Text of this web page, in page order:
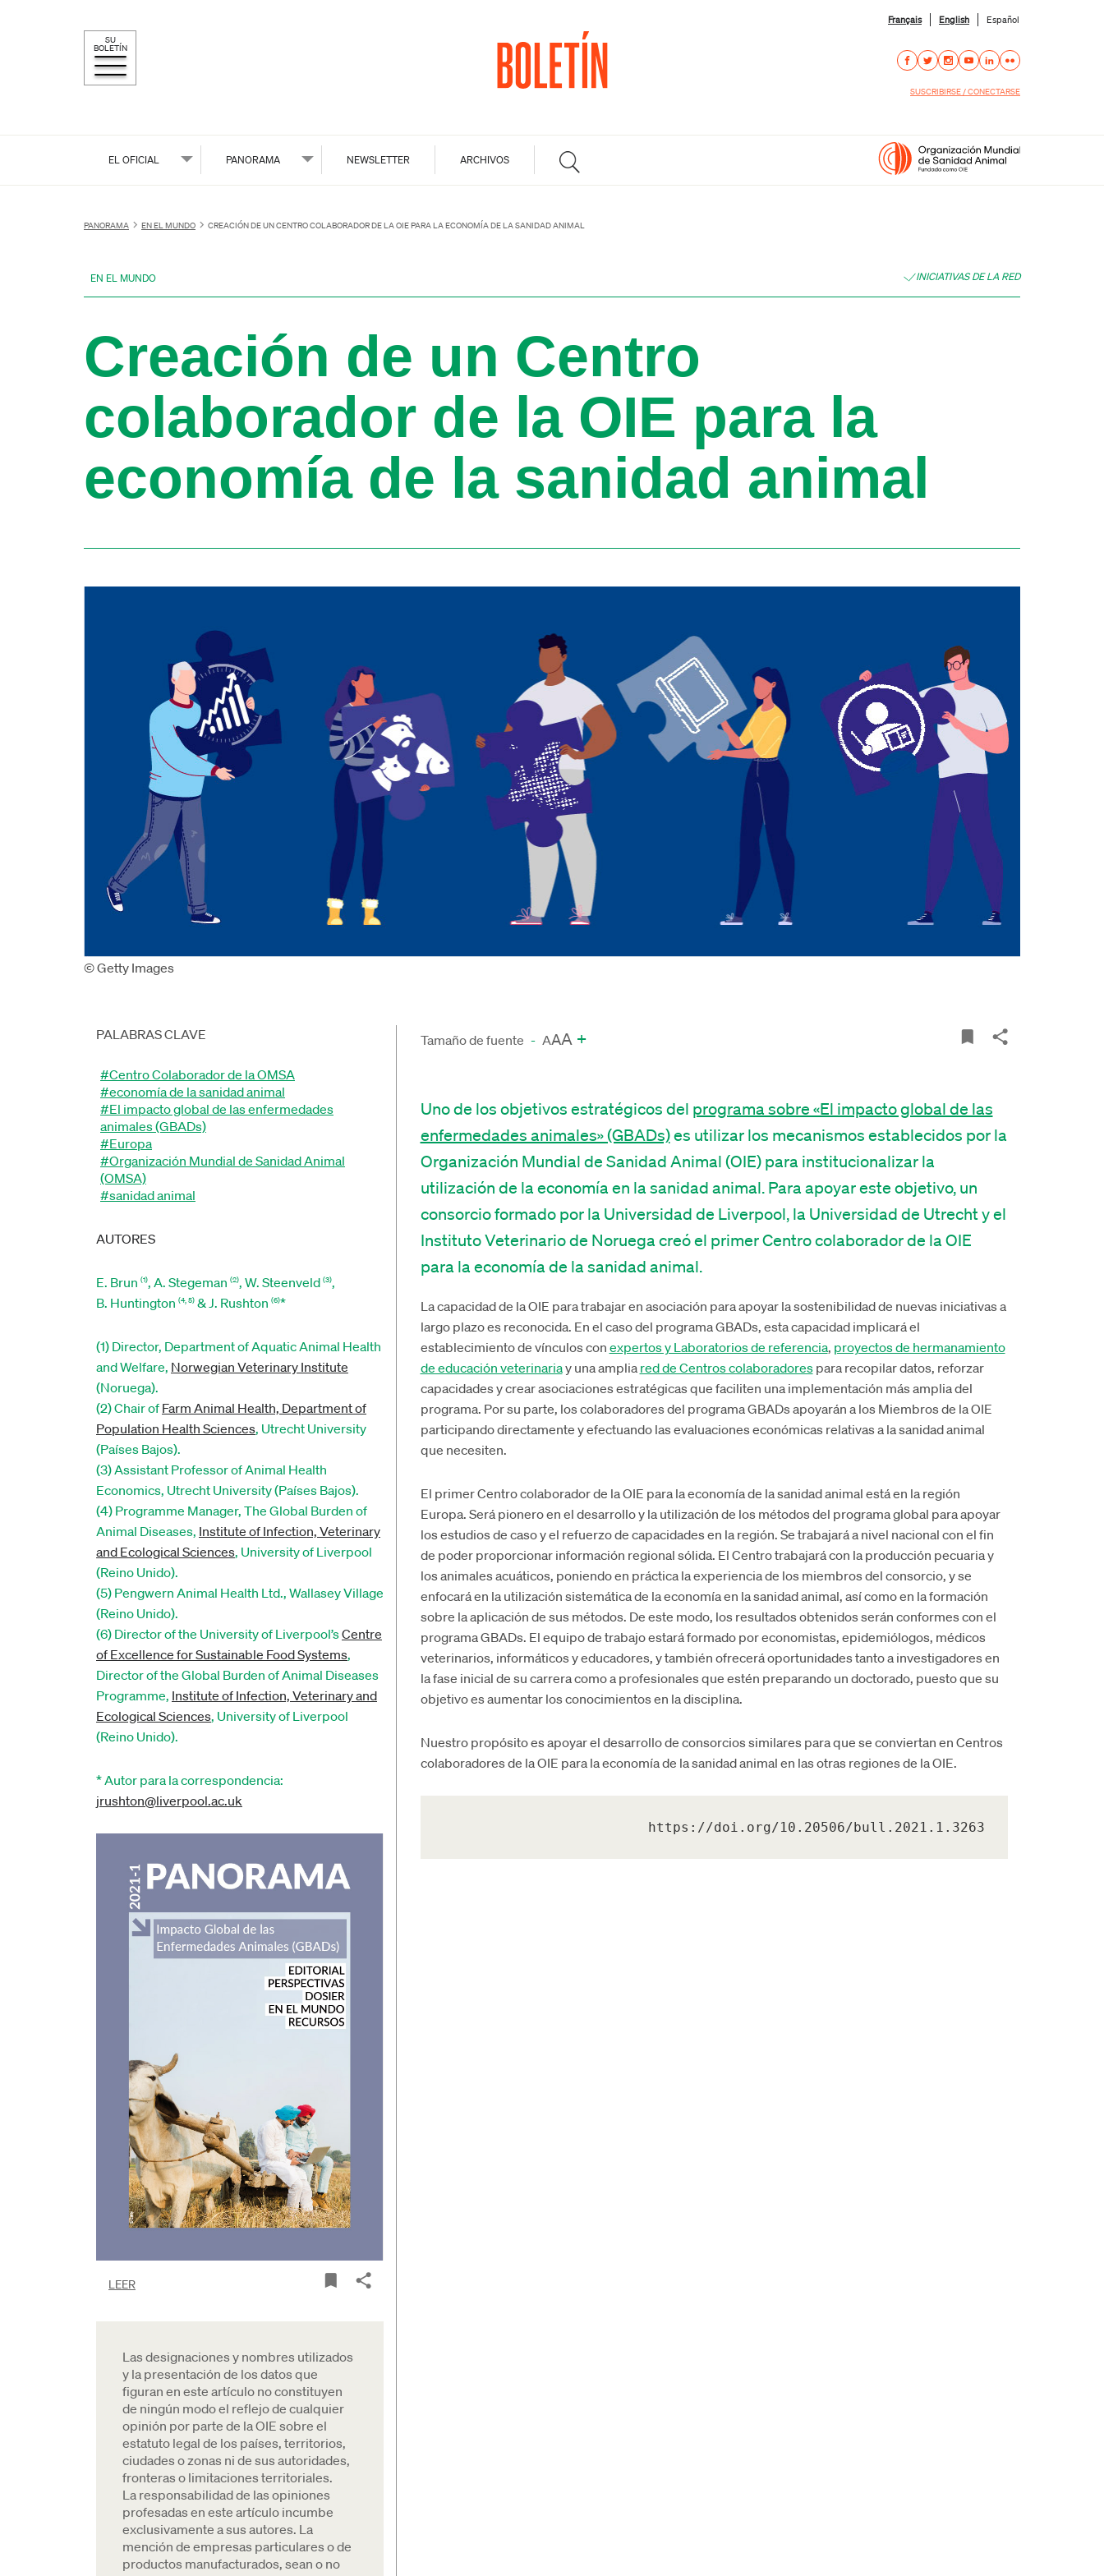
SU
BOLETÍN
Français English Español
SUSCRIBIRSE / CONECTARSE
EL OFICIAL PANORAMA NEWSLETTER ARCHIVOS
PANORAMA EN EL MUNDO CREACIÓN DE UN CENTRO COLABORADOR DE LA OIE PARA LA ECONOMÍA DE LA SANIDAD ANIMAL
EN EL MUNDO INICIATIVAS DE LA RED
Creación de un Centro
colaborador de la OIE para la
economía de la sanidad animal
© Getty Images
PALABRAS CLAVE
#Centro Colaborador de la OMSA
#economía de la sanidad animal
#El impacto global de las enfermedades
animales (GBADs)
#Europa
#Organización Mundial de Sanidad Animal
(OMSA)
#sanidad animal
AUTORES
E. Brun (1), A. Stegeman (2), W. Steenveld (3),
B. Huntington (4, 5) & J. Rushton (6)*
(1) Director, Department of Aquatic Animal Health
and Welfare, Norwegian Veterinary Institute
(Noruega).
(2) Chair ofFarm Animal Health, Department of
Population Health Sciences, Utrecht University
(Países Bajos).
(3) Assistant Professor of Animal Health
Economics, Utrecht University (Países Bajos).
(4) Programme Manager, The Global Burden of
Animal Diseases, Institute of Infection, Veterinary
and Ecological Sciences, University of Liverpool
(Reino Unido).
(5) Pengwern Animal Health Ltd., Wallasey Village
(Reino Unido).
(6) Director of the University of Liverpool’sCentre
of Excellence for Sustainable Food Systems,
Director of the Global Burden of Animal Diseases
Programme, Institute of Infection, Veterinary and
Ecological Sciences, University of Liverpool
(Reino Unido).
* Autor para la correspondencia:
jrushton@liverpool.ac.uk
LEER
Las designaciones y nombres utilizados
y la presentación de los datos que
figuran en este artículo no constituyen
de ningún modo el reflejo de cualquier
opinión por parte de la OIE sobre el
estatuto legal de los países, territorios,
ciudades o zonas ni de sus autoridades,
fronteras o limitaciones territoriales.
La responsabilidad de las opiniones
profesadas en este artículo incumbe
exclusivamente a sus autores. La
mención de empresas particulares o de
productos manufacturados, sean o no
Tamaño de fuente - A AA +
Uno de los objetivos estratégicos del programa sobre «El impacto global de las
enfermedades animales» (GBADs)es utilizar los mecanismos establecidos por la
Organización Mundial de Sanidad Animal (OIE) para institucionalizar la
utilización de la economía en la sanidad animal. Para apoyar este objetivo, un
consorcio formado por la Universidad de Liverpool, la Universidad de Utrecht y el
Instituto Veterinario de Noruega creó el primer Centro colaborador de la OIE
para la economía de la sanidad animal.
La capacidad de la OIE para trabajar en asociación para apoyar la sostenibilidad de nuevas iniciativas a
largo plazo es reconocida. En el caso del programa GBADs, esta capacidad implicará el
establecimiento de vínculos conexpertos y Laboratorios de referencia, proyectos de hermanamiento
de educación veterinariay una ampliared de Centros colaboradorespara recopilar datos, reforzar
capacidades y crear asociaciones estratégicas que faciliten una implementación más amplia del
programa. Por su parte, los colaboradores del programa GBADs apoyarán a los Miembros de la OIE
participando directamente y efectuando las evaluaciones económicas relativas a la sanidad animal
que necesiten.
El primer Centro colaborador de la OIE para la economía de la sanidad animal está en la región
Europa. Será pionero en el desarrollo y la utilización de los métodos del programa global para apoyar
los estudios de caso y el refuerzo de capacidades en la región. Se trabajará a nivel nacional con el fin
de poder proporcionar información regional sólida. El Centro trabajará con la producción pecuaria y
los animales acuáticos, poniendo en práctica la experiencia de los miembros del consorcio, y se
enfocará en la utilización sistemática de la economía en la sanidad animal, así como en la formación
sobre la aplicación de sus métodos. De este modo, los resultados obtenidos serán conformes con el
programa GBADs. El equipo de trabajo estará formado por economistas, epidemiólogos, médicos
veterinarios, informáticos y educadores, y también ofrecerá oportunidades tanto a investigadores en
la fase inicial de su carrera como a profesionales que estén preparando un doctorado, puesto que su
objetivo es aumentar los conocimientos en la disciplina.
Nuestro propósito es apoyar el desarrollo de consorcios similares para que se conviertan en Centros
colaboradores de la OIE para la economía de la sanidad animal en las otras regiones de la OIE.
https://doi.org/10.20506/bull.2021.1.3263